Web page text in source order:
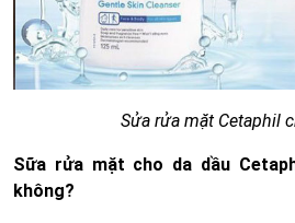
Sửa rửa mặt Cetaphil
Sữa rửa mặt cho da dầu
không?